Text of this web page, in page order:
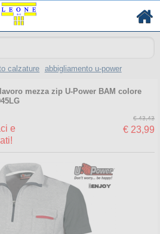
calzature abbigliamento u-power
mezza zip U-Power BAM colore
€ 43,43
€ 23,99
e